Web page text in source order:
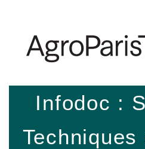
Infodoc :